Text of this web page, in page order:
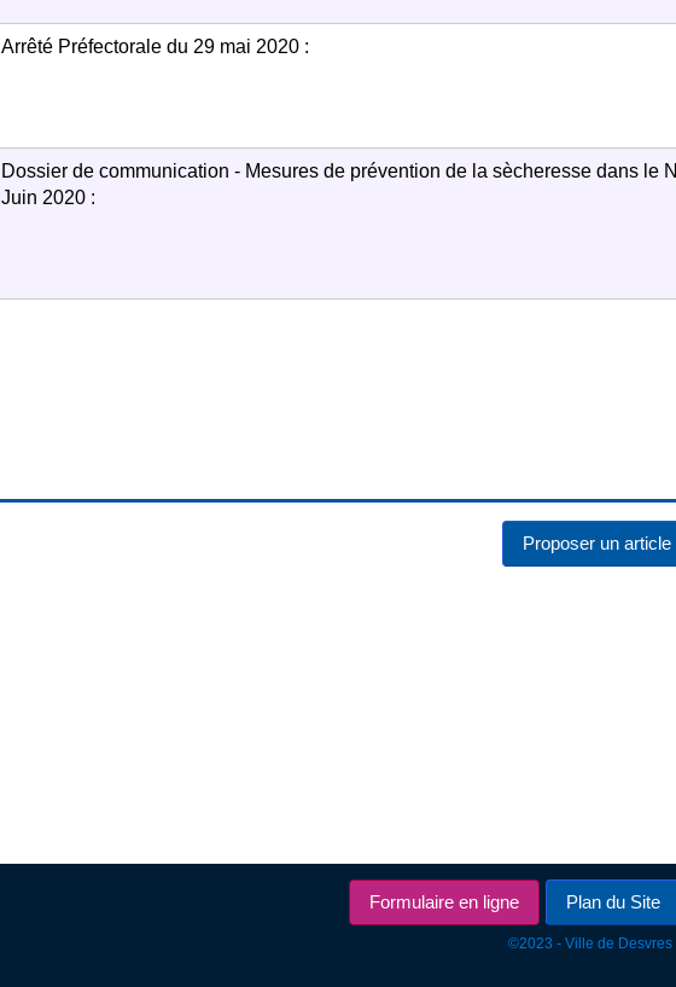
Arrêté Préfectorale du 29 mai 2020 :
Dossier de communication - Mesures de prévention de la sècheresse dans le
Juin 2020 :
Proposer un article
Formulaire en ligne Plan du Site
©2023 - Ville de Desvres